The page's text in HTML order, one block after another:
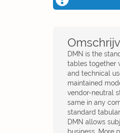
DMN is the
tables together
and technical
maintained
vendor-neutral
same in any
standard
DMN allows